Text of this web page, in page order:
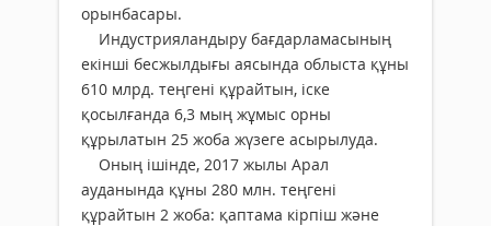
орынбасары.
Индустрияландыру бағдарламасының
екінші бесжылдығы аясында облыста құны
610 млрд. теңгені құрайтын, іске
қосылғанда 6,3 мың жұмыс орны
құрылатын 25 жоба жүзеге асырылуда.
Оның ішінде, 2017 жылы Арал
ауданында құны 280 млн. теңгені
құрайтын 2 жоба: қаптама кірпіш және